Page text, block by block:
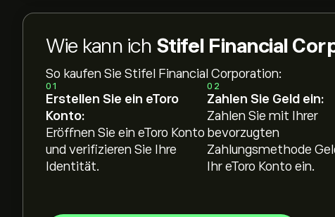
Wie kann ich Stifel Financial
So kaufen Sie Stifel Financial Corporation:
01
Erstellen Sie ein eToro
Konto:
Eröffnen Sie ein eToro Konto
und verifizieren Sie Ihre
Identität.
02
Zahlen Sie Geld ein:
Zahlen Sie mit Ihrer
bevorzugten
Zahlungsmethode
Ihr eToro Konto ein.